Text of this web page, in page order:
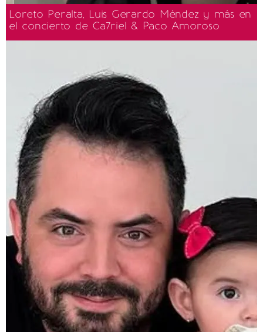
Loreto Peralta, Luis Gerardo Méndez y más en
el concierto de Ca7riel & Paco Amoroso